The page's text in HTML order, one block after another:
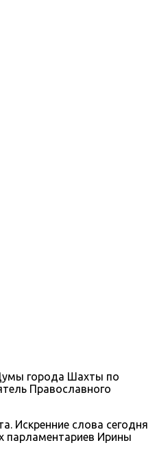
города Шахты по
Православного
Искренние слова сегодня
парламентариев Ирины